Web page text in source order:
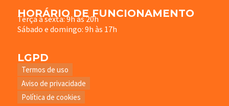
HORÁRIO DE FUNCIONAMENTO
Terça à sexta: 9h às 20h
Sábado e domingo: 9h às 17h
LGPD
Termos de uso
Aviso de privacidade
Política de cookies